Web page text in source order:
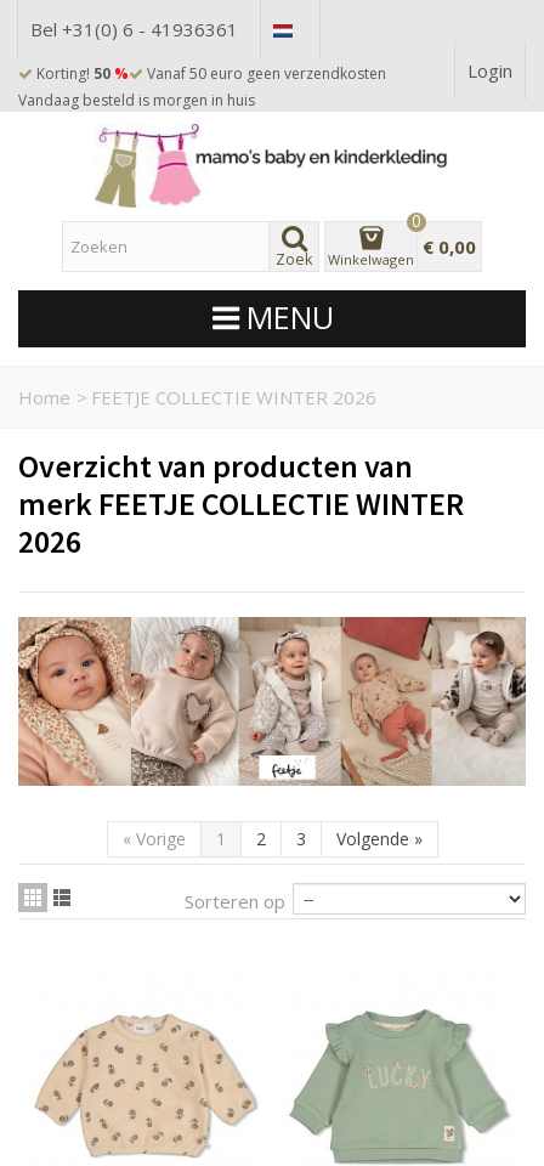
Bel +31(0) 6 - 41936361
Korting! 50 %
Vanaf 50 euro geen verzendkosten
Vandaag besteld is morgen in huis
Login
Zoek Winkelwagen
0
€ 0,00
MENU
Home > FEETJE COLLECTIE WINTER 2026
Overzicht van producten van
merk FEETJE COLLECTIE WINTER
2026
« Vorige 1 2 3 Volgende »
Sorteren op